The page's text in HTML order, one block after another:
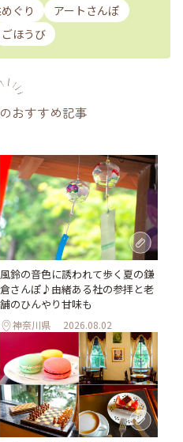
ぐり
アートさんぽ
ごほうび
のおすすめ記事
風鈴の音色に誘われて歩く夏の鎌
倉さんぽ♪由緒ある社の参拝と老
舗のひんやり甘味も
神奈川県 2026.08.02